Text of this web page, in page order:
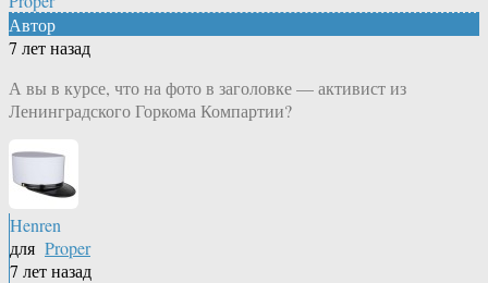
Автор
7 лет назад
А вы в курсе, что на фото в заголовке — активист из
Ленинградского Горкома Компартии?
Henren
для Proper
7 лет назад